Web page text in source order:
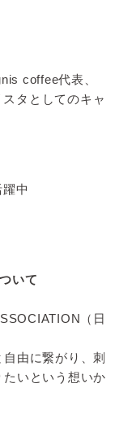
coffee代表、
タとしてのキャ
中
いて
（日
由に繋がり、刺
いという想いか